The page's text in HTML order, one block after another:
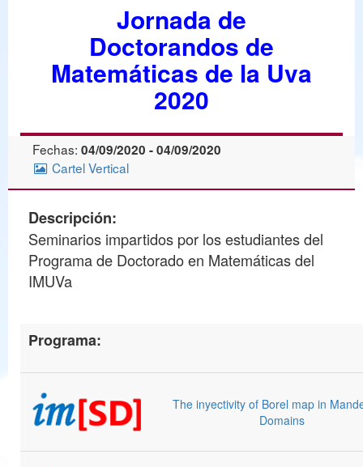
Jornada de
Doctorandos de
Matemáticas de la Uva
2020
Fechas: 04/09/2020 - 04/09/2020
Cartel Vertical
Descripción:
Seminarios impartidos por los estudiantes del
Programa de Doctorado en Matemáticas del
IMUVa